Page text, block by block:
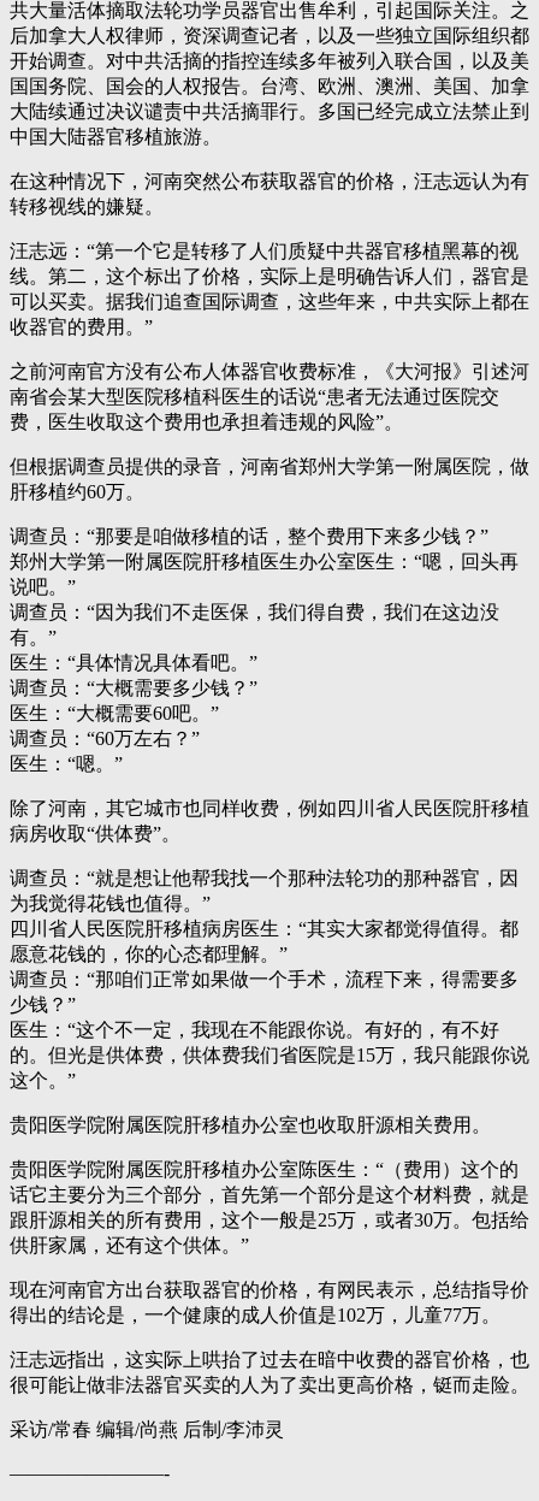
共大量活体摘取法轮功学员器官出售牟利，引起国际关注。之
后加拿大人权律师，资深调查记者，以及一些独立国际组织都
开始调查。对中共活摘的指控连续多年被列入联合国，以及美
国国务院、国会的人权报告。台湾、欧洲、澳洲、美国、加拿
大陆续通过决议谴责中共活摘罪行。多国已经完成立法禁止到
中国大陆器官移植旅游。
在这种情况下，河南突然公布获取器官的价格，汪志远认为有
转移视线的嫌疑。
汪志远：“第一个它是转移了人们质疑中共器官移植黑幕的视
线。第二，这个标出了价格，实际上是明确告诉人们，器官是
可以买卖。据我们追查国际调查，这些年来，中共实际上都在
收器官的费用。”
之前河南官方没有公布人体器官收费标准，《大河报》引述河
南省会某大型医院移植科医生的话说“患者无法通过医院交
费，医生收取这个费用也承担着违规的风险”。
但根据调查员提供的录音，河南省郑州大学第一附属医院，做
肝移植约60万。
调查员：“那要是咱做移植的话，整个费用下来多少钱？”
郑州大学第一附属医院肝移植医生办公室医生：“嗯，回头再
说吧。”
调查员：“因为我们不走医保，我们得自费，我们在这边没
有。”
医生：“具体情况具体看吧。”
调查员：“大概需要多少钱？”
医生：“大概需要60吧。”
调查员：“60万左右？”
医生：“嗯。”
除了河南，其它城市也同样收费，例如四川省人民医院肝移植
病房收取“供体费”。
调查员：“就是想让他帮我找一个那种法轮功的那种器官，因
为我觉得花钱也值得。”
四川省人民医院肝移植病房医生：“其实大家都觉得值得。都
愿意花钱的，你的心态都理解。”
调查员：“那咱们正常如果做一个手术，流程下来，得需要多
少钱？”
医生：“这个不一定，我现在不能跟你说。有好的，有不好
的。但光是供体费，供体费我们省医院是15万，我只能跟你说
这个。”
贵阳医学院附属医院肝移植办公室也收取肝源相关费用。
贵阳医学院附属医院肝移植办公室陈医生：“（费用）这个的
话它主要分为三个部分，首先第一个部分是这个材料费，就是
跟肝源相关的所有费用，这个一般是25万，或者30万。包括给
供肝家属，还有这个供体。”
现在河南官方出台获取器官的价格，有网民表示，总结指导价
得出的结论是，一个健康的成人价值是102万，儿童77万。
汪志远指出，这实际上哄抬了过去在暗中收费的器官价格，也
很可能让做非法器官买卖的人为了卖出更高价格，铤而走险。
采访/常春 编辑/尚燕 后制/李沛灵
————————-